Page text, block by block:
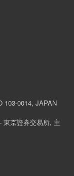
103-0014, JAPAN
東京證券交易所, 主